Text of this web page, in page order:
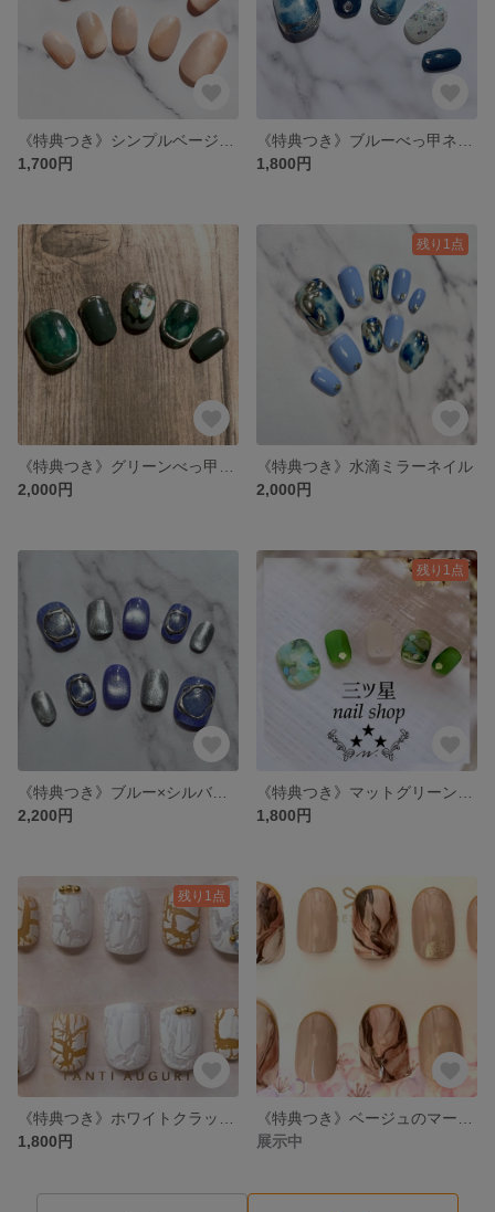
1,700円
1,800円
2,000円
残り1点
《特典つき》水滴ミラーネイル
2,000円
2,200円
残り1点
1,800円
残り1点
1,800円
展示中